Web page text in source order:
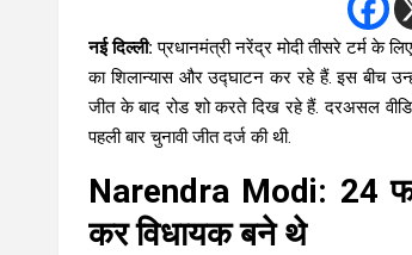
नई दिल्ली: प्रधानमंत्री नरेंद्र मोदी तीसरे टर्म के
का शिलान्यास और उद्घाटन कर रहे हैं. इस बीच
जीत के बाद रोड शो करते दिख रहे हैं. दरअसल
पहली बार चुनावी जीत दर्ज की थी.
Narendra Modi: 24
कर विधायक बने थे